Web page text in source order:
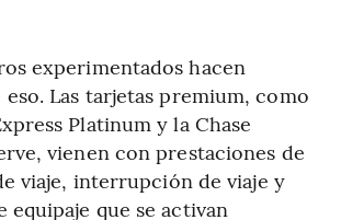
experimentados hacen
Las tarjetas premium, como
Platinum y la Chase
vienen con prestaciones de
viaje, interrupción de viaje y
que se activan